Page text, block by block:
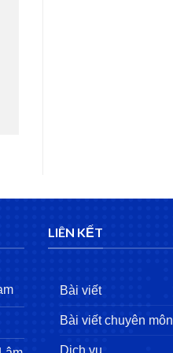
LIÊN KẾT
Bài viết
Bài viết chuyên môn